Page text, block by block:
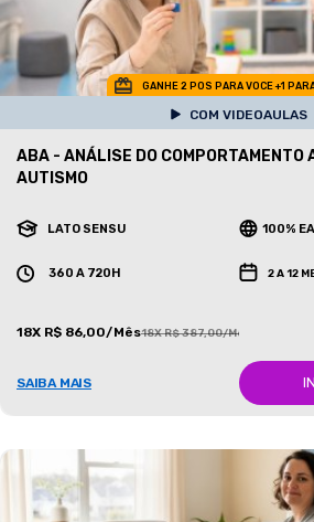
GANHE 2 POS PARA VOCE +1
COM VIDEOAULAS
ABA - ANÁLISE DO COMPORTAMENTO
AUTISMO
LATO SENSU 100%
360 A 720H 2 A 12
18X R$ 86,00/Mês18X R$ 387,00/Mês
SAIBA MAIS